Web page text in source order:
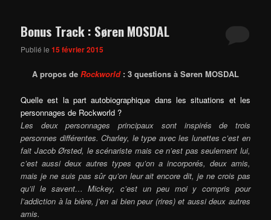
Bonus Track : Søren MOSDAL
Publié le15 février 2015
A propos de Rockworld : 3 questions à Søren MOSDAL
Quelle est la part autobiographique dans les situations et les
personnages de Rockworld ?
Les deux personnages principaux sont inspirés de trois
personnes différentes. Charley, le type avec les lunettes c’est en
fait Jacob Ørsted, le scénariste mais ce n’est pas seulement lui,
c’est aussi deux autres types qu’on a incorporés, deux amis,
mais je ne suis pas sûr qu’on leur ait encore dit, je ne crois pas
qu’il le savent… Mickey, c’est un peu moi y compris pour
l’addiction à la bière, j’en ai bien peur (rires) et aussi deux autres
amis.